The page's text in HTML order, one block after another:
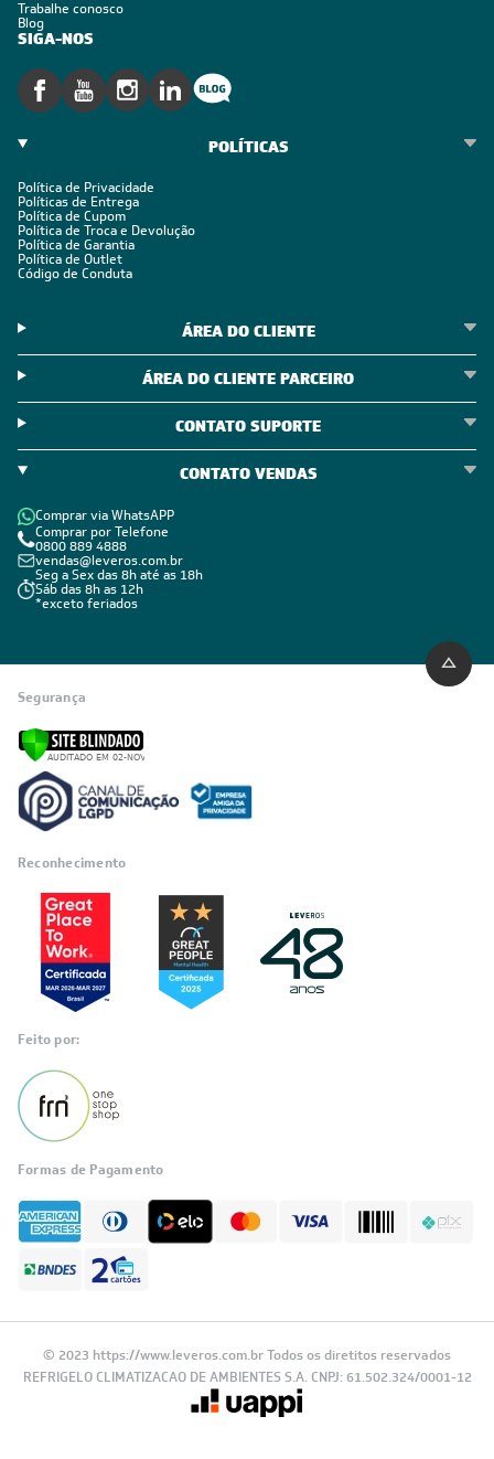
Trabalhe conosco
Blog
SIGA-NOS
POLÍTICAS
Política de Privacidade
Políticas de Entrega
Política de Cupom
Política de Troca e Devolução
Política de Garantia
Política de Outlet
Código de Conduta
ÁREA DO CLIENTE
ÁREA DO CLIENTE PARCEIRO
CONTATO SUPORTE
CONTATO VENDAS
Comprar via WhatsAPP
Comprar por Telefone
0800 889 4888
vendas@leveros.com.br
Seg a Sex das 8h até as 18h
Sáb das 8h as 12h
*exceto feriados
Segurança
Reconhecimento
Feito por:
Formas de Pagamento
© 2023 https://www.leveros.com.br Todos os diretitos reservados
REFRIGELO CLIMATIZACAO DE AMBIENTES S.A. CNPJ: 61.502.324/0001-12